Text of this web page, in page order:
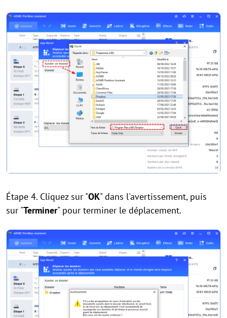
Étape 4. Cliquez sur "OK" dans l'avertissement, puis
sur "Terminer" pour terminer le déplacement.